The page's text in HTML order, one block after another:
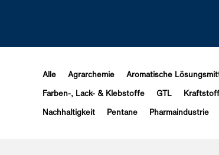
Alle Agrarchemie Aromatische
Farben-, Lack- & Klebstoffe
GTL
Nachhaltigkeit
Pentane Pharmaindustrie